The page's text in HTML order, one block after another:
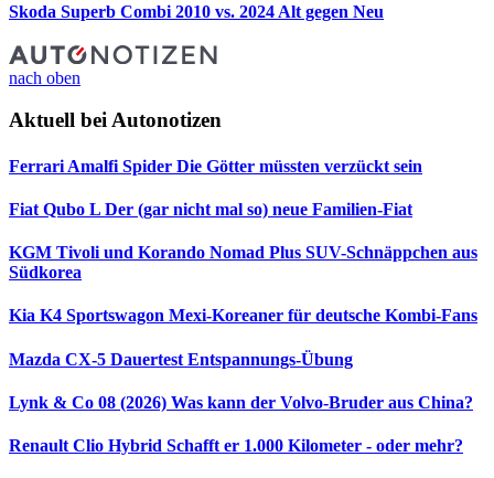
Skoda Superb Combi 2010 vs. 2024 Alt gegen Neu
nach oben
Aktuell bei Autonotizen
Ferrari Amalfi Spider Die Götter müssten verzückt sein
Fiat Qubo L Der (gar nicht mal so) neue Familien-Fiat
KGM Tivoli und Korando Nomad Plus SUV-Schnäppchen aus
Südkorea
Kia K4 Sportswagon Mexi-Koreaner für deutsche Kombi-Fans
Mazda CX-5 Dauertest Entspannungs-Übung
Lynk & Co 08 (2026) Was kann der Volvo-Bruder aus China?
Renault Clio Hybrid Schafft er 1.000 Kilometer - oder mehr?